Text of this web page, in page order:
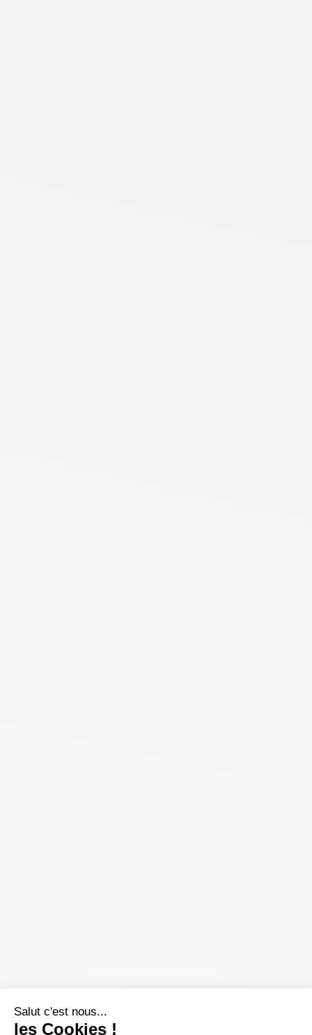
Salut c'est nous...
les Cookies !